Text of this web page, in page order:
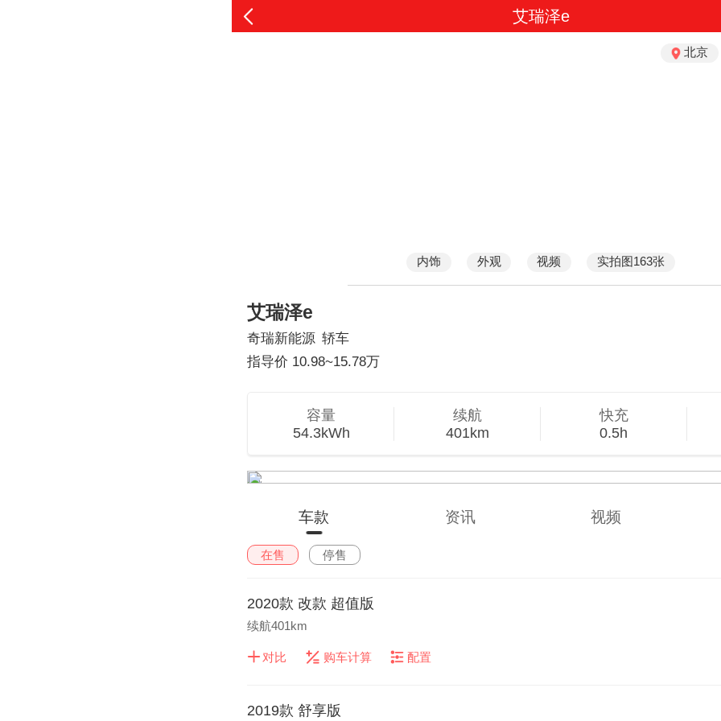
艾瑞泽e
北京
内饰 外观 视频 实拍图163张
艾瑞泽e
奇瑞新能源 轿车
指导价 10.98~15.78万
容量
54.3kWh
续航
401km
快充
0.5h
车款 资讯 视频
在售 停售
2020款 改款 超值版
续航401km
对比 购车计算 配置
2019款 舒享版